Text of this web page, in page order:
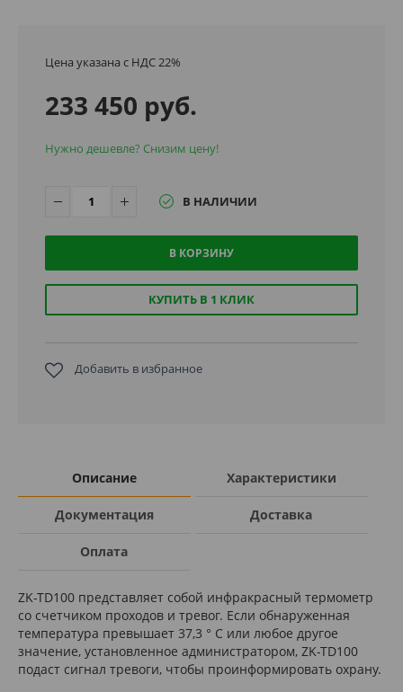
Цена указана с НДС 22%
233 450 руб.
Нужно дешевле? Снизим цену!
В НАЛИЧИИ
В КОРЗИНУ
КУПИТЬ В 1 КЛИК
Добавить в избранное
Описание Характеристики
Документация Доставка
Оплата
ZK-TD100 представляет собой инфракрасный термометр
со счетчиком проходов и тревог. Если обнаруженная
температура превышает 37,3 ° C или любое другое
значение, установленное администратором, ZK-TD100
подаст сигнал тревоги, чтобы проинформировать охрану.